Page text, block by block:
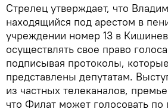
Стрелец утверждает, что
находящийся под арестом в
учреждении номер 13 в
осуществлять свое право
подписывая протоколы,
представлены депутатам.
из частных телеканалов,
что Филат может голосовать